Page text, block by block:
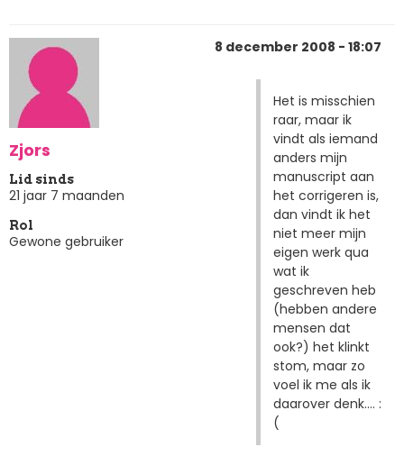
Zjors
Lid sinds
21 jaar 7 maanden
Rol
Gewone gebruiker
8 december 2008 - 18:07
Het is misschien
raar, maar ik
vindt als iemand
anders mijn
manuscript aan
het corrigeren is,
dan vindt ik het
niet meer mijn
eigen werk qua
wat ik
geschreven heb
(hebben andere
mensen dat
ook?) het klinkt
stom, maar zo
voel ik me als ik
daarover denk.... :
(